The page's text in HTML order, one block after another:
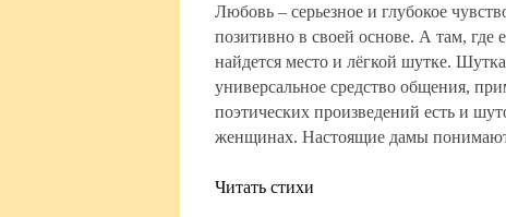
Любовь – серьезное и глубокое
позитивно в своей основе. А там, где
найдется место и лёгкой шутке.
универсальное средство общения,
поэтических произведений есть и
женщинах. Настоящие дамы
Читать стихи